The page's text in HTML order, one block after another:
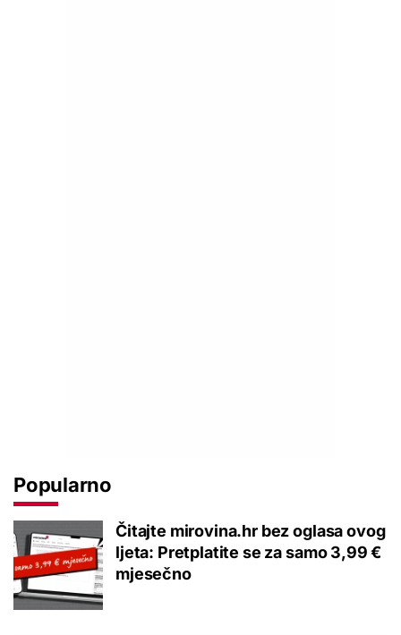
Popularno
Čitajte mirovina.hr bez oglasa ovog
ljeta: Pretplatite se za samo 3,99 €
mjesečno